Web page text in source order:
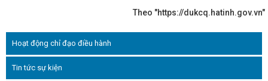
Chủ tịch nước Trung Quốc Tập
Phong trào công nhân, viên chức,
đạt nhiều kết quả nổi bật
Sở
tác tháng 6 năm 2025
Theo "https://dukcq.hatinh.gov.vn"
Hoạt động chỉ đạo điều hành
Tin tức sự kiện